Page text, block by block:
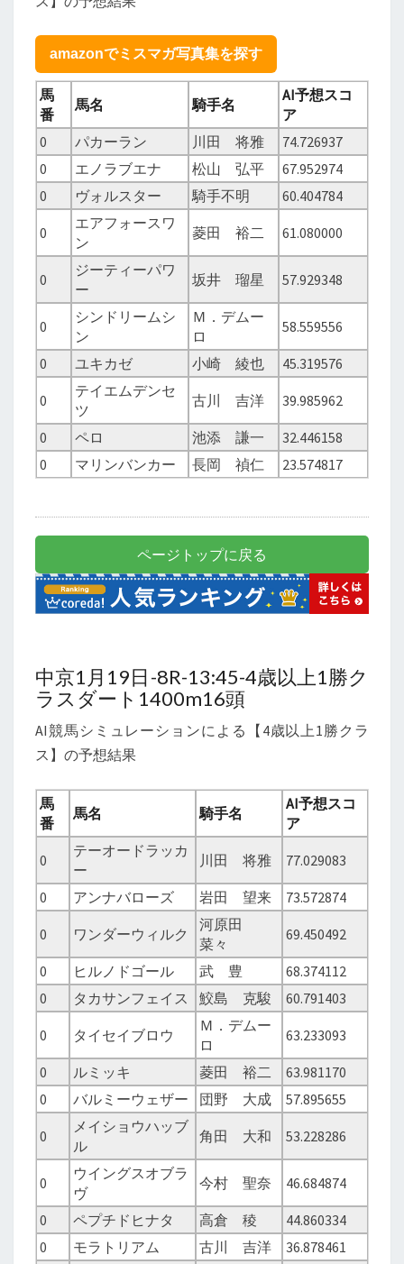
amazonでミスマガ写真集を探す
馬
番
馬名 騎手名
AI予想スコ
ア
0
パカーラン 川田 将雅
74.726937
0
エノラブエナ 松山 弘平
67.952974
0
ヴォルスター 騎手不明 60.404784
0
エアフォースワ
ン
菱田 裕二 61.080000
0
ジーティーパワ
ー
坂井 瑠星 57.929348
0
シンドリームシ
ン
Ｍ．デムー
ロ
58.559556
0 ユキカゼ 小崎 綾也 45.319576
0
テイエムデンセ
ツ
古川 吉洋 39.985962
0 ペロ 池添 謙一
32.446158
0
マリンバンカー 長岡 禎仁 23.574817
ページトップに戻る
中京1月19日-8R-13:45-4歳以上1勝ク
ラスダート1400m16頭
AI競馬シミュレーションによる【4歳以上1勝クラ
ス】の予想結果
馬
番
馬名 騎手名
AI予想スコ
ア
0
テーオードラッカ
ー
川田 将雅 77.029083
0 アンナバローズ 岩田 望来 73.572874
0 ワンダーウィルク
河原田
菜々
69.450492
0 ヒルノドゴール 武 豊
68.374112
0
タカサンフェイス 鮫島 克駿 60.791403
0 タイセイブロウ
Ｍ．デムー
ロ
63.233093
0 ルミッキ 菱田 裕二
63.981170
0
バルミーウェザー 団野 大成 57.895655
0
メイショウハッブ
ル
角田 大和 53.228286
0
ウイングスオブラ
ヴ
今村 聖奈 46.684874
0 ペプチドヒナタ 高倉 稜
44.860334
0
モラトリアム 古川 吉洋
36.878461